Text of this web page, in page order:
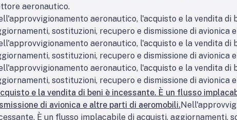
aeronautico.
aeronautico, l'acquisto e la vendita di
sostituzioni, recupero e dismissione di avionica
aeronautico, l'acquisto e la vendita di
sostituzioni, recupero e dismissione di avionica
aeronautico, l'acquisto e la vendita di
sostituzioni, recupero e dismissione di avionica
e la vendita di beni è incessante. È un flusso
di avionica e altre parti di aeromobili.
È un flusso implacabile di acquisti, aggiornamenti,